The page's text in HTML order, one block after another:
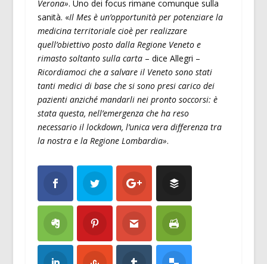
Verona». Uno dei focus rimane comunque sulla
sanità. «Il Mes è un’opportunità per potenziare la
medicina territoriale cioè per realizzare
quell’obiettivo posto dalla Regione Veneto e
rimasto soltanto sulla carta– dice Allegri ­–
Ricordiamoci che a salvare il Veneto sono stati
tanti medici di base che si sono presi carico dei
pazienti anziché mandarli nei pronto soccorsi: è
stata questa, nell’emergenza che ha reso
necessario il lockdown, l’unica vera differenza tra
la nostra e la Regione Lombardia».